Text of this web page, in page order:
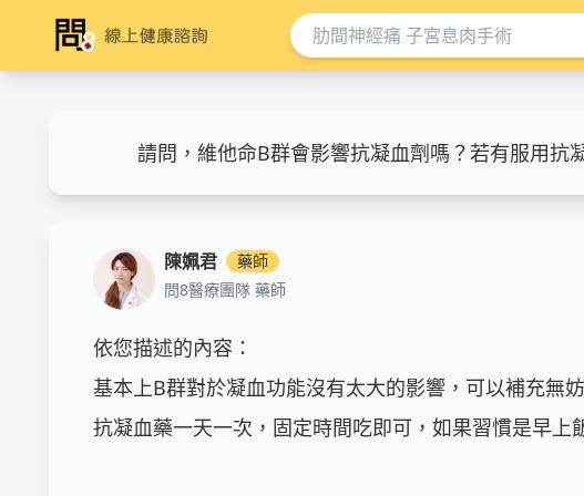
請問，維他命B群會影響抗凝血劑嗎？若有服用
陳姵君
藥師
問8醫療團隊 藥師
依您描述的內容：
基本上B群對於凝血功能沒有太大的影響，可以補充無
抗凝血藥一天一次，固定時間吃即可，如果習慣是早上